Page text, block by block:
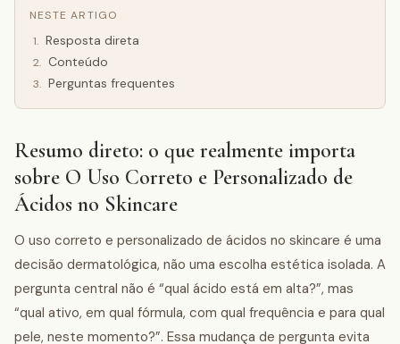
NESTE ARTIGO
1. Resposta direta
2. Conteúdo
3. Perguntas frequentes
Resumo direto: o que realmente importa
sobre O Uso Correto e Personalizado de
Ácidos no Skincare
O uso correto e personalizado de ácidos no skincare é uma
decisão dermatológica, não uma escolha estética isolada. A
pergunta central não é “qual ácido está em alta?”, mas
“qual ativo, em qual fórmula, com qual frequência e para qual
pele, neste momento?”. Essa mudança de pergunta evita